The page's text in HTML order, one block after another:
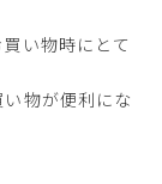
い物時にとて
物が便利にな